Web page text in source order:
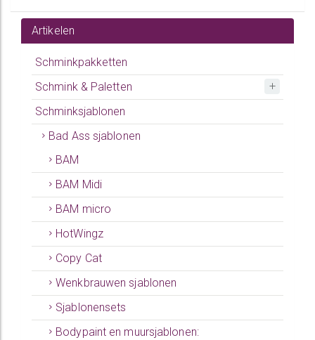
Artikelen
Schminkpakketten
Schmink & Paletten
Schminksjablonen
Bad Ass sjablonen
BAM
BAM Midi
BAM micro
HotWingz
Copy Cat
Wenkbrauwen sjablonen
Sjablonensets
Bodypaint en muursjablonen: